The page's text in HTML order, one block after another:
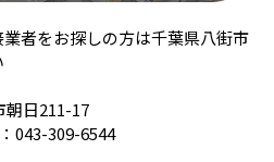
者をお探しの方は千葉県八街市
日211-17
043-309-6544